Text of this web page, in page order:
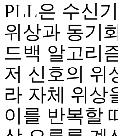
PLL은 수신
위상과 동기
드백 알고리
저 신호의 위
라 자체 위상
이를 반복할